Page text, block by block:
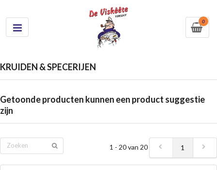
0
KRUIDEN & SPECERIJEN
Getoonde producten kunnen een product suggestie
zijn
1 - 20 van 20 1